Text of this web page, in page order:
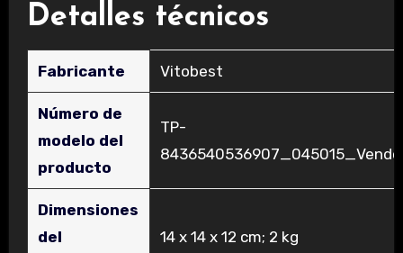
Detalles técnicos
Fabricante ‎Vitobest
Número de
modelo del
producto
‎TP-
Dimensiones
del
‎14 x 14 x 12 cm; 2 kg